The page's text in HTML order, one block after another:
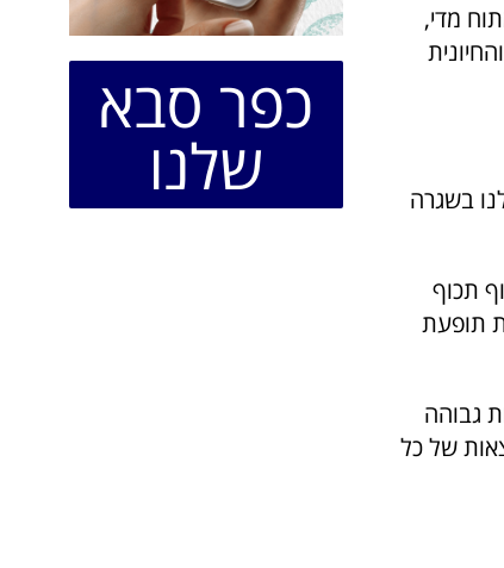
מדי,
בשגרה
תכוף
תופעת
גבוהה
של כל
כפר סבא
שלנו